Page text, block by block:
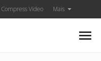
Compress Video Mais